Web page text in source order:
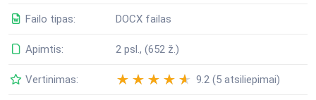
Failo tipas: DOCX failas
Apimtis: 2 psl., (652 ž.)
Vertinimas: 9.2 (5 atsiliepimai)